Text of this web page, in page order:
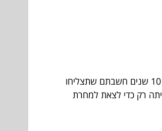
כישורי החיים של בני האדם הולכים ומאבדים מכוחם עם השגרה, עם החיים, עם הדרישות הרבות של החברה ועם ההתבגרות. אם לפני 10 שנים חשבתם שתצליחו
רק כדי לצאת למחרת